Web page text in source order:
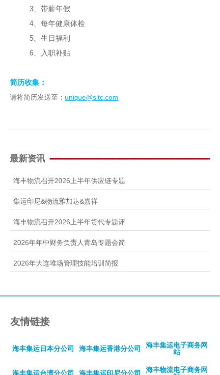
3、带薪年假
4、每年健康体检
5、生日福利
6、入职补贴
简历收集：
请将简历发送至： unique@sitc.com
最新资讯
海丰物流召开2026上半年供应链专题
集运印尼&物流雅加达&嘉祥
海丰物流召开2026上半年货代专题评
2026年年中财务负责人青岛专题会简
2026年大连堆场管理技能培训简报
友情链接
海丰集运日本分公司 海丰集运香港分公司
海丰集运电子商务网
站
海丰集运台湾分公司 海丰集运印尼分公司
海丰物流电子商务网